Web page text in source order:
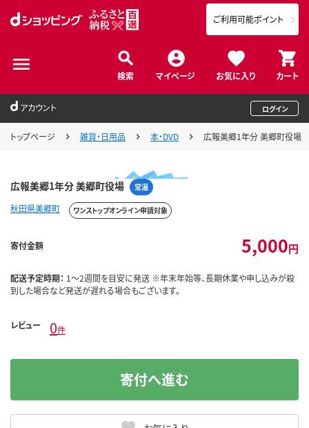
検索 マイページ お気に入り カート
ご利用可能ポイント
アカウント ログイン
トップページ 雑貨・日用品 本・DVD 広報美郷1年分 美郷町役場
広報美郷1年分 美郷町役場 常温
秋田県美郷町 ワンストップオンライン申請対象
寄付金額 5,000円
配送予定時期： 1～2週間を目安に発送 ※年末年始等、長期休業や申し込みが殺
到した場合など発送が遅れる場合もございます。
レビュー 0件
寄付へ進む